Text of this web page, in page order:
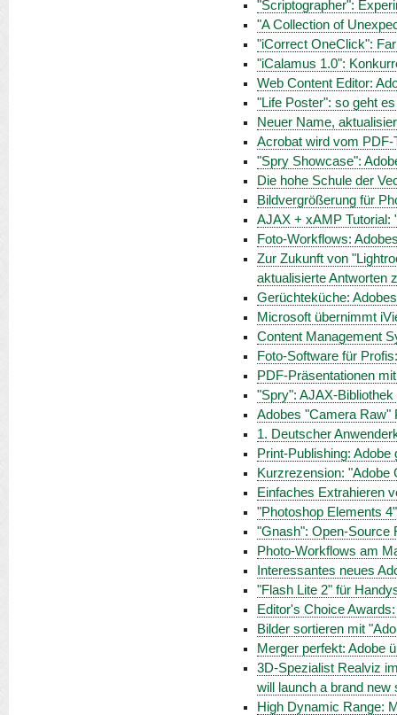
"Scriptographer":
"A Collection of
"iCorrect OneClick":
"iCalamus 1.0":
Web Content Editor:
"Life Poster": so geht
Neuer Name,
Acrobat wird vom
"Spry Showcase":
Die hohe Schule der
Bildvergrößerung für
AJAX + xAMP Tutorial:
Foto-Workflows:
Zur Zukunft von
aktualisierte Antworten
Gerüchteküche:
Microsoft übernimmt
Content Management
Foto-Software für
PDF-Präsentationen
"Spry": AJAX-Bibliothek
Adobes "Camera Raw"
1. Deutscher
Print-Publishing:
Kurzrezension: "Adobe
Einfaches Extrahieren
"Photoshop Elements
"Gnash": Open-Source
Photo-Workflows am
Interessantes neues
"Flash Lite 2" für
Editor's Choice
Bilder sortieren mit
Merger perfekt: Adobe
3D-Spezialist Realviz
will launch a brand new
High Dynamic Range: